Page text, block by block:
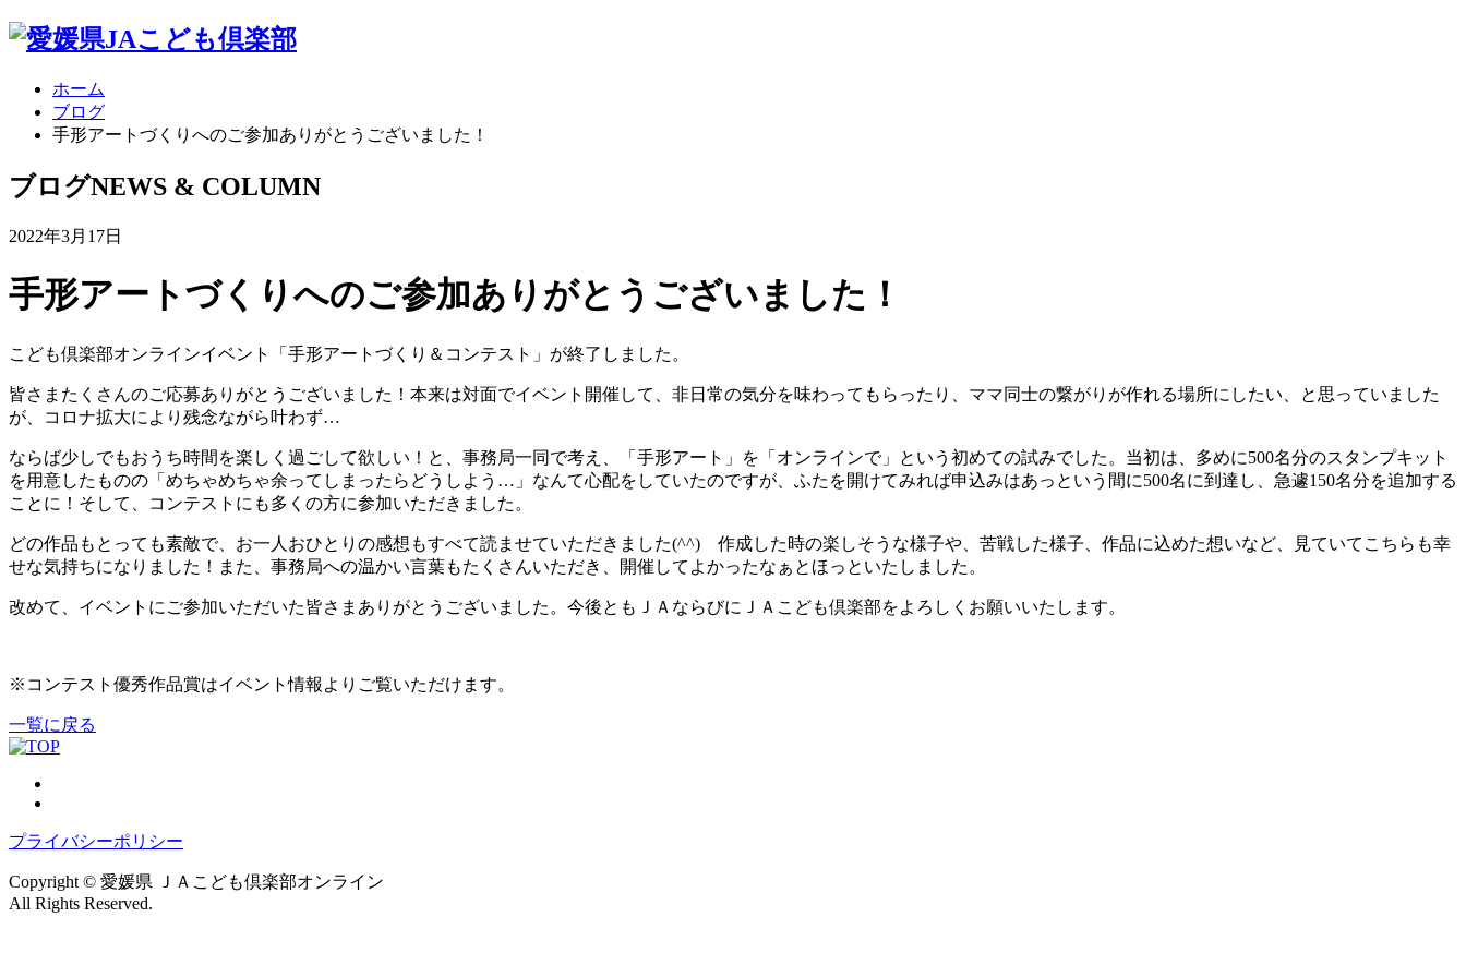
ホーム
ブログ
手形アートづくりへのご参加ありがとうございました！
ブログNEWS & COLUMN
2022年3月17日
手形アートづくりへのご参加ありがとうございました！
こども倶楽部オンラインイベント「手形アートづくり＆コンテスト」が終了しました。
皆さまたくさんのご応募ありがとうございました！本来は対面でイベント開催して、非日常の気分を味わってもらったり、ママ同士の繋がりが作れる場所にしたい、と思っていました
が、コロナ拡大により残念ながら叶わず…
ならば少しでもおうち時間を楽しく過ごして欲しい！と、事務局一同で考え、「手形アート」を「オンラインで」という初めての試みでした。当初は、多めに500名分のスタンプキット
を用意したものの「めちゃめちゃ余ってしまったらどうしよう…」なんて心配をしていたのですが、ふたを開けてみれば申込みはあっという間に500名に到達し、急遽150名分を追加する
ことに！そして、コンテストにも多くの方に参加いただきました。
どの作品もとっても素敵で、お一人おひとりの感想もすべて読ませていただきました(^^) 作成した時の楽しそうな様子や、苦戦した様子、作品に込めた想いなど、見ていてこちらも幸
せな気持ちになりました！また、事務局への温かい言葉もたくさんいただき、開催してよかったなぁとほっといたしました。
改めて、イベントにご参加いただいた皆さまありがとうございました。今後ともＪＡならびにＪＡこども倶楽部をよろしくお願いいたします。
※コンテスト優秀作品賞はイベント情報よりご覧いただけます。
一覧に戻る
プライバシーポリシー
Copyright © 愛媛県 ＪＡこども倶楽部オンライン
All Rights Reserved.